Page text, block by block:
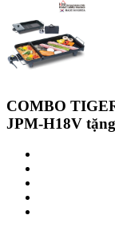
COMBO
JPM-H18V